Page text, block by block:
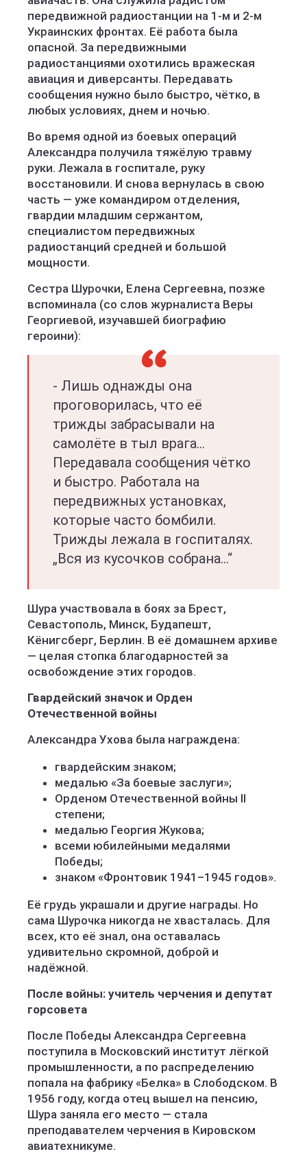
передвижной радиостанции на 1-м и 2-м
Украинских фронтах. Её работа была
опасной. За передвижными
радиостанциями охотились вражеская
авиация и диверсанты. Передавать
сообщения нужно было быстро, чётко, в
любых условиях, днем и ночью.
Во время одной из боевых операций
Александра получила тяжёлую травму
руки. Лежала в госпитале, руку
восстановили. И снова вернулась в свою
часть — уже командиром отделения,
гвардии младшим сержантом,
специалистом передвижных
радиостанций средней и большой
мощности.
Сестра Шурочки, Елена Сергеевна, позже
вспоминала (со слов журналиста Веры
Георгиевой, изучавшей биографию
героини):
- Лишь однажды она
проговорилась, что её
трижды забрасывали на
самолёте в тыл врага…
Передавала сообщения чётко
и быстро. Работала на
передвижных установках,
которые часто бомбили.
Трижды лежала в госпиталях.
„Вся из кусочков собрана…“
Шура участвовала в боях за Брест,
Севастополь, Минск, Будапешт,
Кёнигсберг, Берлин. В её домашнем архиве
— целая стопка благодарностей за
освобождение этих городов.
Гвардейский значок и Орден
Отечественной войны
Александра Ухова была награждена:
гвардейским знаком;
медалью «За боевые заслуги»;
Орденом Отечественной войны II
степени;
медалью Георгия Жукова;
всеми юбилейными медалями
Победы;
знаком «Фронтовик 1941–1945 годов».
Её грудь украшали и другие награды. Но
сама Шурочка никогда не хвасталась. Для
всех, кто её знал, она оставалась
удивительно скромной, доброй и
надёжной.
После войны: учитель черчения и депутат
горсовета
После Победы Александра Сергеевна
поступила в Московский институт лёгкой
промышленности, а по распределению
попала на фабрику «Белка» в Слободском. В
1956 году, когда отец вышел на пенсию,
Шура заняла его место — стала
преподавателем черчения в Кировском
авиатехникуме.